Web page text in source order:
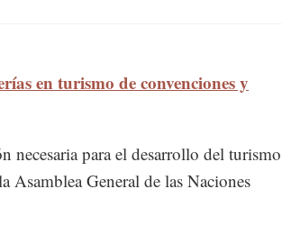
en turismo de convenciones y
necesaria para el desarrollo del turismo
Asamblea General de las Naciones